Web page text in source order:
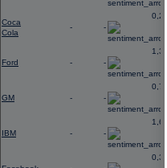
Coca
Cola
- -
0,23
Ford - -
1,38
GM - -
0,74
IBM - -
1,65
0,37